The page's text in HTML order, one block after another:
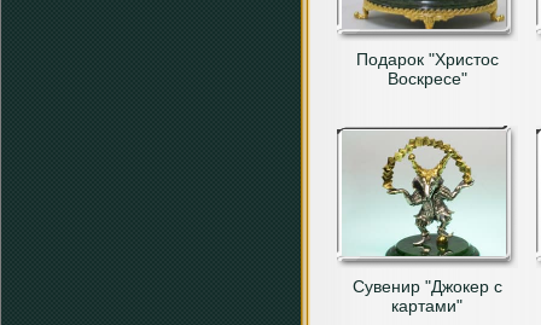
Подарок "Христос
Воскресе"
Сувенир "Джокер с
картами"